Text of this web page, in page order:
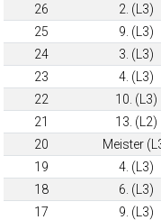
26
2. (L3)
25
9. (L3)
24
3. (L3)
23
4. (L3)
22
10. (L3)
21
13. (L2)
20
Meister
19
4. (L3)
18
6. (L3)
17
9. (L3)